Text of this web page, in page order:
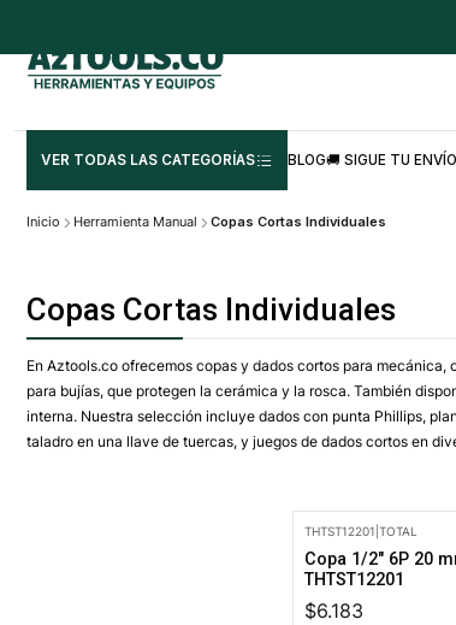
VER TODAS LAS CATEGORÍAS BLOG🚚 SIGUE TU ENVÍO
Inicio Herramienta Manual Copas Cortas Individuales
Copas Cortas Individuales
En Aztools.co ofrecemos copas y dados cortos para
para bujías, que protegen la cerámica y la rosca. También
interna. Nuestra selección incluye dados con punta Phillips,
taladro en una llave de tuercas, y juegos de dados cortos en
THTST12201 TOTAL
Copa 1/2" 6P 20
THTST12201
$6.183